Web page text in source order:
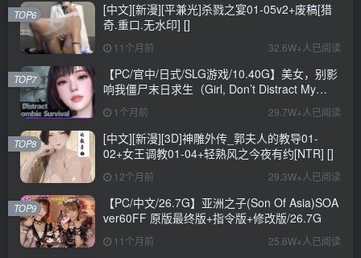
[中文][新漫][平兼光]杀戮之宴01-05v2+废稿[猎
奇.重口.无水印] []
11个月前 32.6W+人已阅读
TOP6
【PC/官中/日式/SLG游戏/10.40G】美女，别影
响我僵尸末日求生（Girl, Don’t Distract My
Zombie Survival）官中步兵版+日式SLG游戏
+10.40G
1个月前 29.7W+人已阅读
TOP7
[中文][新漫][3D]神雕外传_郭夫人的教导01-
02+女王调教01-04+轻熟风之今夜有约[NTR] []
12个月前 29.3W+人已阅读
TOP8
【PC/中文/26.7G】亚洲之子(Son Of Asia)SOA
ver60FF 原版最终版+指令版+修改版/26.7G
11个月前 25.6W+人已阅读
TOP9